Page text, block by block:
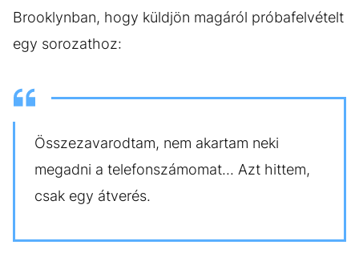
Brooklynban, hogy küldjön magáról próbafelvételt
egy sorozathoz:
Összezavarodtam, nem akartam neki
megadni a telefonszámomat... Azt hittem,
csak egy átverés.